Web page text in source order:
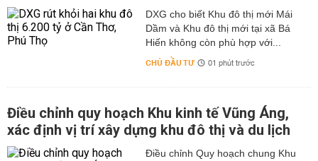
DXG cho biết Khu đô thị mới Mái
Dầm và Khu đô thị mới tại xã Bá
Hiến không còn phù hợp với...
CHỦ ĐẦU TƯ 01 phút trước
Điều chỉnh quy hoạch Khu kinh tế Vũng Áng,
xác định vị trí xây dựng khu đô thị và du lịch
Điều chỉnh Quy hoạch chung Khu